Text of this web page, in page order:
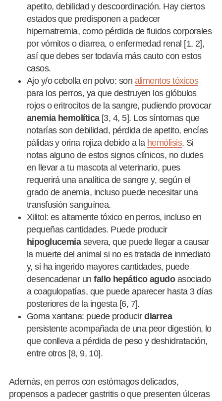
apetito, debilidad y descoordinación. Hay ciertos
estados que predisponen a padecer
hipernatremia, como pérdida de fluidos corporales
por vómitos o diarrea, o enfermedad renal [1, 2],
así que debes ser todavía más cauto con estos
casos.
Ajo y/o cebolla en polvo: son alimentos tóxicos
para los perros, ya que destruyen los glóbulos
rojos o eritrocitos de la sangre, pudiendo provocar
anemia hemolítica[3, 4, 5]. Los síntomas que
notarías son debilidad, pérdida de apetito, encías
pálidas y orina rojiza debido a la hemólisis. Si
notas alguno de estos signos clínicos, no dudes
en llevar a tu mascota al veterinario, pues
requerirá una analítica de sangre y, según el
grado de anemia, incluso puede necesitar una
transfusión sanguínea.
Xilitol: es altamente tóxico en perros, incluso en
pequeñas cantidades. Puede producir
hipoglucemia severa, que puede llegar a causar
la muerte del animal si no es tratada de inmediato
y, si ha ingerido mayores cantidades, puede
desencadenar unfallo hepático agudoasociado
a coagulopatías, que puede aparecer hasta 3 días
posteriores de la ingesta [6, 7].
Goma xantana: puede producirdiarrea
persistente acompañada de una peor digestión, lo
que conlleva a pérdida de peso y deshidratación,
entre otros [8, 9, 10].
Además, en perros con estómagos delicados,
propensos a padecer gastritis o que presenten úlceras